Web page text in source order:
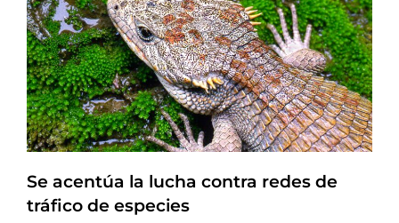
Se acentúa la lucha contra redes de
tráfico de especies